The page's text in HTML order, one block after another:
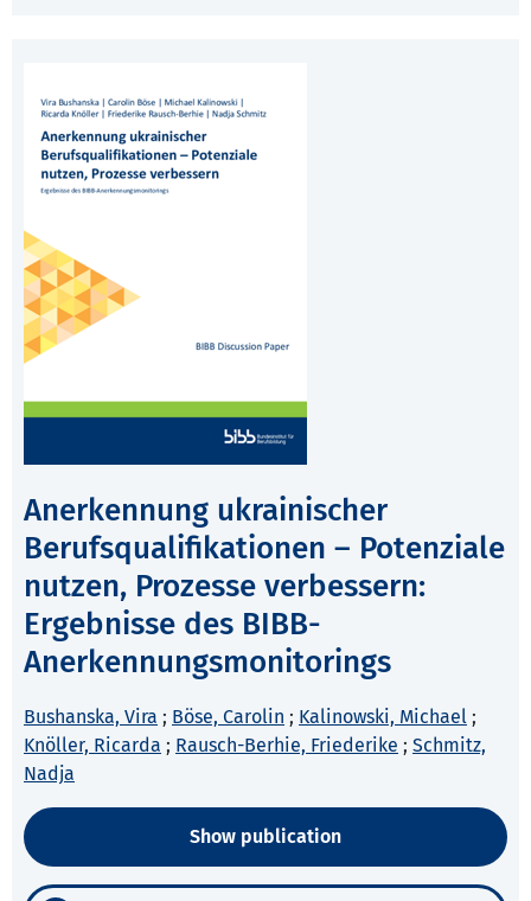
Anerkennung ukrainischer
Berufsqualifikationen – Potenziale
nutzen, Prozesse verbessern:
Ergebnisse des BIBB-
Anerkennungsmonitorings
Bushanska, Vira ; Böse, Carolin ; Kalinowski, Michael ;
Knöller, Ricarda ; Rausch-Berhie, Friederike ; Schmitz,
Nadja
Show publication